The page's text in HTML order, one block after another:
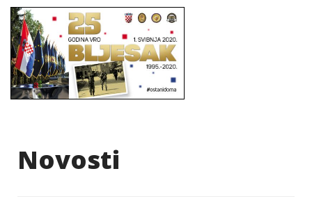
Novosti